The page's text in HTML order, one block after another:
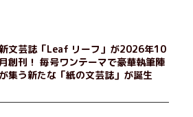
けの「台湾映画祭」を催したり。50代
ぬ友情とささやかな幸せの日々を描く。
文芸誌「Leaf リーフ」が2026年10
創刊！ 毎号ワンテーマで豪華執筆陣
が集う新たな「紙の文芸誌」が誕生